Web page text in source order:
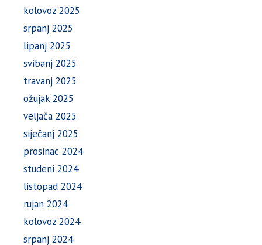
kolovoz 2025
srpanj 2025
lipanj 2025
svibanj 2025
travanj 2025
ožujak 2025
veljača 2025
siječanj 2025
prosinac 2024
studeni 2024
listopad 2024
rujan 2024
kolovoz 2024
srpanj 2024